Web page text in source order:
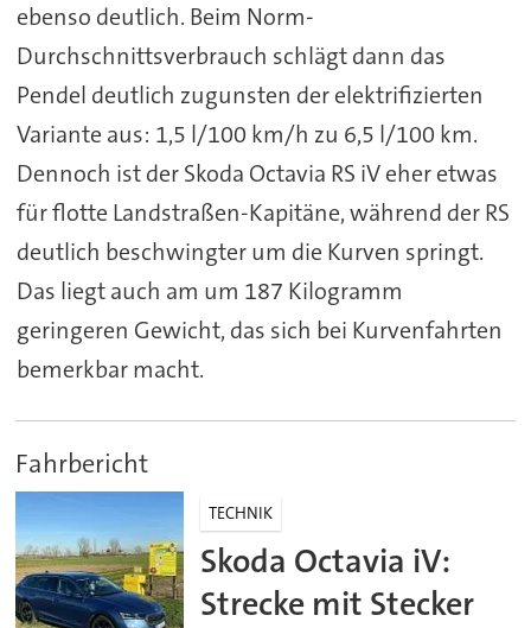
ebenso deutlich. Beim Norm-
Durchschnittsverbrauch schlägt dann das
Pendel deutlich zugunsten der elektrifizierten
Variante aus: 1,5 l/100 km/h zu 6,5 l/100 km.
Dennoch ist der Skoda Octavia RS iV eher etwas
für flotte Landstraßen-Kapitäne, während der RS
deutlich beschwingter um die Kurven springt.
Das liegt auch am um 187 Kilogramm
geringeren Gewicht, das sich bei Kurvenfahrten
bemerkbar macht.
Fahrbericht
TECHNIK
Skoda Octavia iV:
Strecke mit Stecker